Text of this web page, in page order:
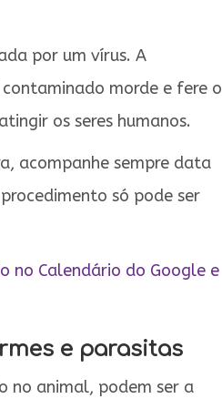
por um vírus. A
morde e fere o
os seres humanos.
acompanhe sempre data
só pode ser
no Calendário do Google e
e parasitas
no animal, podem ser a